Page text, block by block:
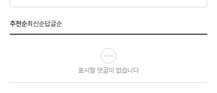
추천순최신순답글순
표시할 댓글이 없습니다